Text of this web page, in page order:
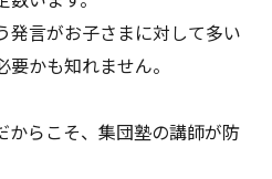
発言がお子さまに対して多い
かも知れません。
からこそ、集団塾の講師が防